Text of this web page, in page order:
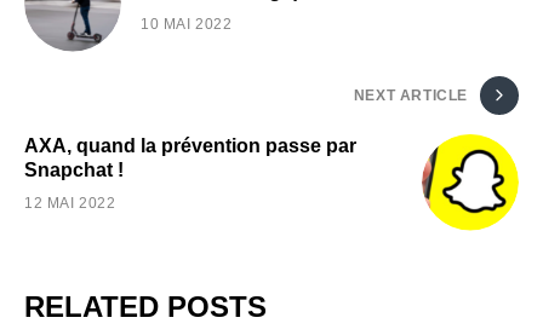
10 MAI 2022
NEXT ARTICLE
AXA, quand la prévention passe par
Snapchat !
12 MAI 2022
RELATED POSTS